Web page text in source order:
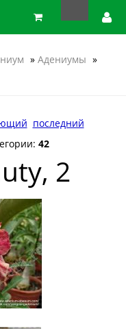
» Адениумы »
последний
42
2